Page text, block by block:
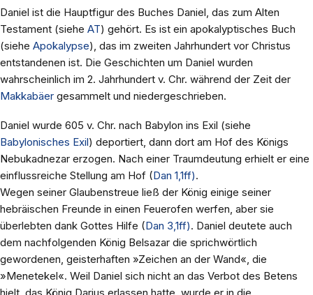
Daniel ist die Hauptfigur des Buches Daniel, das zum Alten
Testament (siehe AT) gehört. Es ist ein apokalyptisches Buch
(siehe Apokalypse), das im zweiten Jahrhundert vor Christus
entstandenen ist. Die Geschichten um Daniel wurden
wahrscheinlich im 2. Jahrhundert v. Chr. während der Zeit der
Makkabäer gesammelt und niedergeschrieben.
Daniel wurde 605 v. Chr. nach Babylon ins Exil (siehe
Babylonisches Exil) deportiert, dann dort am Hof des Königs
Nebukadnezar erzogen. Nach einer Traumdeutung erhielt er eine
einflussreiche Stellung am Hof (Dan 1,1ff).
Wegen seiner Glaubenstreue ließ der König einige seiner
hebräischen Freunde in einen Feuerofen werfen, aber sie
überlebten dank Gottes Hilfe (Dan 3,1ff). Daniel deutete auch
dem nachfolgenden König Belsazar die sprichwörtlich
gewordenen, geisterhaften »Zeichen an der Wand«, die
»Menetekel«. Weil Daniel sich nicht an das Verbot des Betens